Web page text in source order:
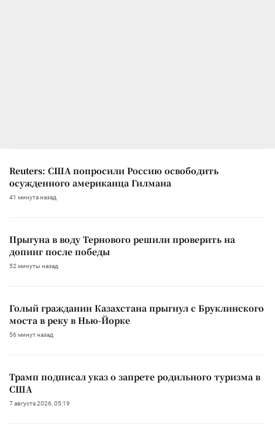
Reuters: США попросили Россию освободить
осужденного американца Гилмана
41 минута назад
Прыгуна в воду Тернового решили проверить на
допинг после победы
52 минуты назад
Голый гражданин Казахстана прыгнул с Бруклинского
моста в реку в Нью-Йорке
56 минут назад
Трамп подписал указ о запрете родильного туризма в
США
7 августа 2026, 05:19